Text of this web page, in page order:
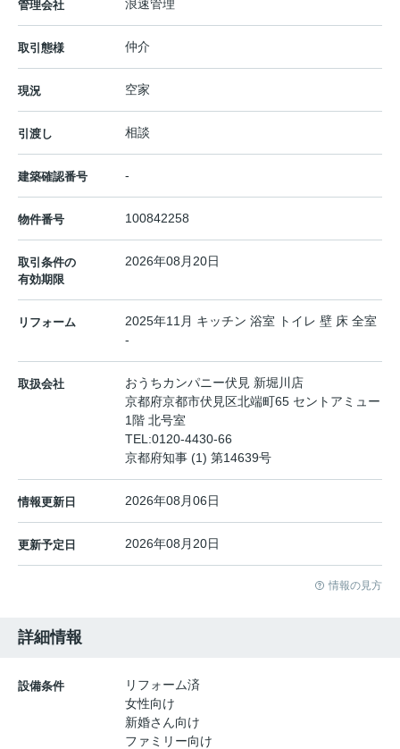
管理会社 浪速管理
取引態様 仲介
現況 空家
引渡し 相談
建築確認番号 -
物件番号 100842258
取引条件の
有効期限
2026年08月20日
リフォーム
2025年11月 キッチン 浴室 トイレ 壁 床 全室
-
取扱会社
おうちカンパニー伏見 新堀川店
京都府京都市伏見区北端町65 セントアミュー
1階 北号室
TEL:0120-4430-66
京都府知事 (1) 第14639号
情報更新日 2026年08月06日
更新予定日 2026年08月20日
情報の見方
詳細情報
設備条件
リフォーム済
女性向け
新婚さん向け
ファミリー向け